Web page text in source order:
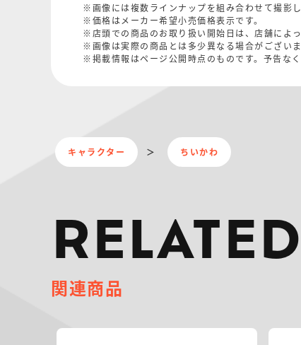
※画像には複数ラインナップを組み合わせて撮影し
※価格はメーカー希望小売価格表示です。
※店頭での商品のお取り扱い開始日は、店舗によっ
※画像は実際の商品とは多少異なる場合がございま
※掲載情報はページ公開時点のものです。予告な
キャラクター ちいかわ
関連商品